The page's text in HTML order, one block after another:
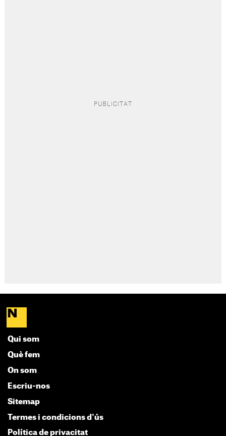
Qui som
Què fem
On som
Escriu-nos
Sitemap
Termes i condicions d'ús
Política de privacitat